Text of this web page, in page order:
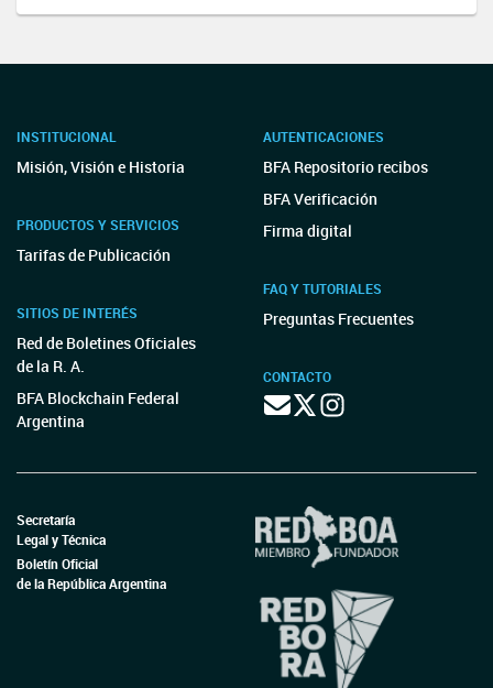
INSTITUCIONAL
Misión, Visión e Historia
PRODUCTOS Y SERVICIOS
Tarifas de Publicación
SITIOS DE INTERÉS
Red de Boletines Oficiales
de la R. A.
BFA Blockchain Federal
Argentina
AUTENTICACIONES
BFA Repositorio recibos
BFA Verificación
Firma digital
FAQ Y TUTORIALES
Preguntas Frecuentes
CONTACTO
Secretaría
Legal y Técnica
Boletín Oficial
de la República Argentina